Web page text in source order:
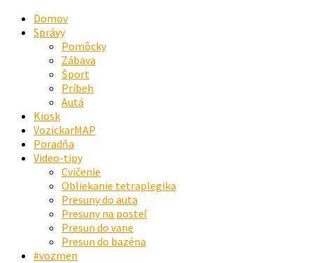
Domov
Správy
Pomôcky
Zábava
Šport
Príbeh
Autá
Kiosk
VozickarMAP
Poradňa
Video-tipy
Cvičenie
Obliekanie tetraplegika
Presuny do auta
Presuny na posteľ
Presun do vane
Presun do bazéna
#vozmen